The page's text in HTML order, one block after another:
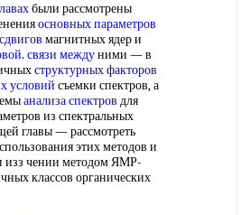
были рассмотрены
основных параметров
магнитных ядер и
. связи междуними — в
структурных факторов
условий съемки спектров, а
анализа спектров для
из спектральных
главы — рассмотреть
этих методов и
изз чении методом ЯМР-
классов органических